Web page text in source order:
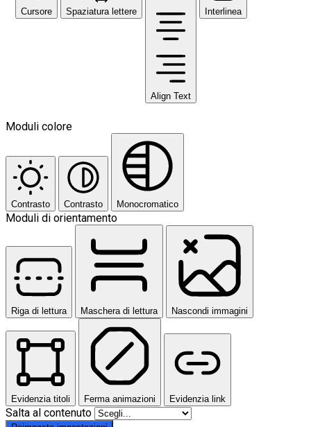
Cursore Spaziatura lettere
Align Text
Interlinea
Moduli colore
Contrasto Contrasto Monocromatico
Moduli di orientamento
Riga di lettura Maschera di lettura Nascondi immagini
Evidenzia titoli Ferma animazioni Evidenzia link
Salta al contenuto